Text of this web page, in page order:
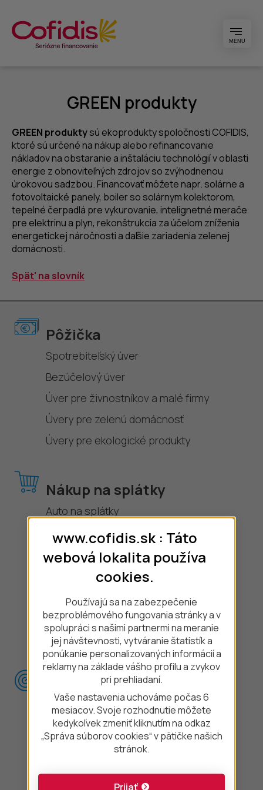
MENU
GREEN produkty
GREEN produktysú ekoprodukty spoločnosti COFIDIS,
ktoré sú určené na nákup alebo refinancovanie
nákladov na obstaranie a inštaláciu technológií v oblasti
energie z obnoviteľných zdrojov so zvýhodnenou
úrokovou sadzbou. Financovať môžete napr. solárne a
fotovoltaické panely, boiler so solárnym kolektorom,
tepelné čerpadlá pre vykurovanie, intelignetné merače
pre elektrinu a plyn, rekonštrukcia za účelom zníženia
energetickej náročnosti a daľšie zariadenia zelenej
domácnosti.
Spät' na slovník
Pôžička
Spotrebiteľský úver
Bezúčelový úver
Úver pre živnostníkov a malé firmy
Úvery pre zelenú domácnosť
Úvery pre ekologické produkty
Nákup na splátky
Auto na splátky
Mobil na splátky
Notebook na splátky
Sedačky na splátky
Štvorkolky na splátky
Elektroauto na splátky
Hybrid na splátky
Užitočné odkazy
Pomoc a podpora
Zmena sadzobníka
Ochrana osobných údajov
Tlačivá a formuláre
www.cofidis.sk : Táto
webová lokalita používa
cookies.
Používajú sa na zabezpečenie
bezproblémového fungovania stránky a v
spolupráci s našimi partnermi na meranie
jej návštevnosti, vytváranie štatistík a
ponúkanie personalizovaných informácií a
reklamy na základe vášho profilu a zvykov
pri prehliadaní.
Vaše nastavenia uchováme počas 6
mesiacov. Svoje rozhodnutie môžete
kedykoľvek zmeniť kliknutím na odkaz
„Správa súborov cookies“ v pätičke našich
stránok.
Prijať